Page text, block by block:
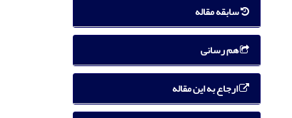
سابقه مقاله
هم رسانی
ارجاع به این مقاله